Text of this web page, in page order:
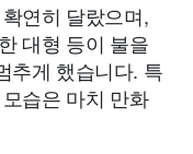
연히 달랐으며,
대형 등이 불을
추게 했습니다. 특
습은 마치 만화